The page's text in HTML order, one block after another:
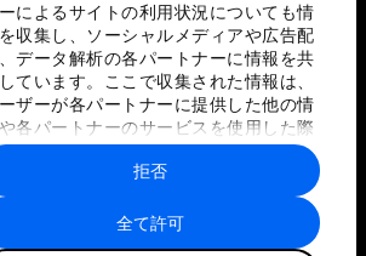
によるサイトの利用状況についても情
収集し、ソーシャルメディアや広告配
データ解析の各パートナーに情報を共
ています。ここで収集された情報は、
ザーが各パートナーに提供した他の情
各パートナーのサービスを使用した際
集された情報と組み合わされ、各パー
ーによって使用されることがありま
全て許可
拒否
バシーポリシーと利用規約
サイトマップ